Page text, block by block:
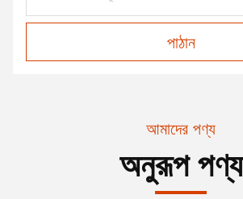
পাঠান
আমাদের পণ্য
অনুরূপ পণ্য